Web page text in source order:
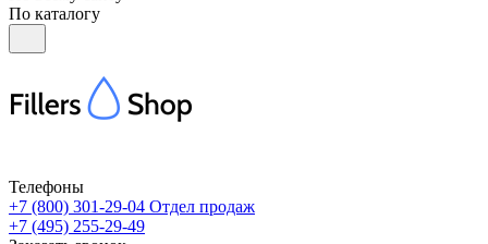
По каталогу
Телефоны
+7 (800) 301-29-04 Отдел продаж
+7 (495) 255-29-49